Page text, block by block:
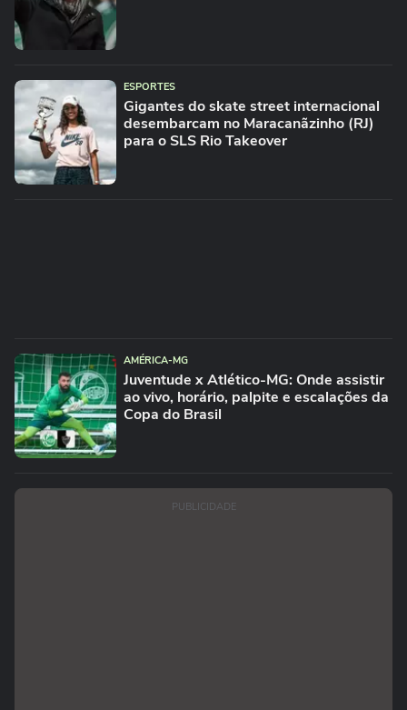
ESPORTES
Gigantes do skate street internacional
desembarcam no Maracanãzinho (RJ)
para o SLS Rio Takeover
AMÉRICA-MG
Juventude x Atlético-MG: Onde assistir
ao vivo, horário, palpite e escalações da
Copa do Brasil
PUBLICIDADE